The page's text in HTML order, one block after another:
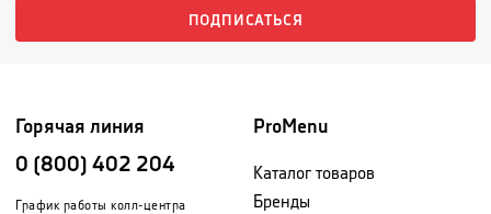
ПОДПИСАТЬСЯ
Горячая линия
0 (800) 402 204
График работы колл-центра
ProMenu
Каталог товаров
Бренды